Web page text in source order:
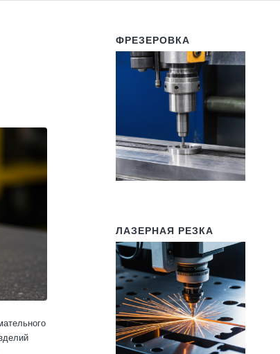
ФРЕЗЕРОВКА
ЛАЗЕРНАЯ РЕЗКА